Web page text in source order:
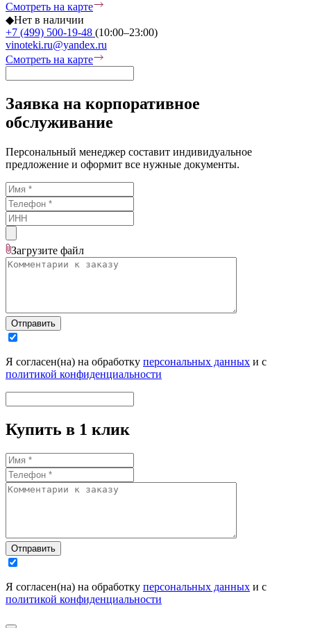
Смотреть на карте
◆Нет в наличии
+7 (499) 500-19-48 (10:00–23:00)
vinoteki.ru@yandex.ru
Смотреть на карте
Заявка на корпоративное
обслуживание
Персональный менеджер составит индивидуальное
предложение и оформит все нужные документы.
Загрузите файл
Отправить
Я согласен(на) на обработку персональных данных и с
политикой конфиденциальности
Купить в 1 клик
Отправить
Я согласен(на) на обработку персональных данных и с
политикой конфиденциальности